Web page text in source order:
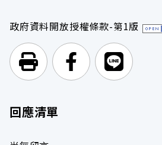
政府資料開放授權條款-第1版
列印頁面
前往 前往
回應清單